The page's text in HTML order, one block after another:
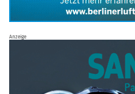
Anzeige